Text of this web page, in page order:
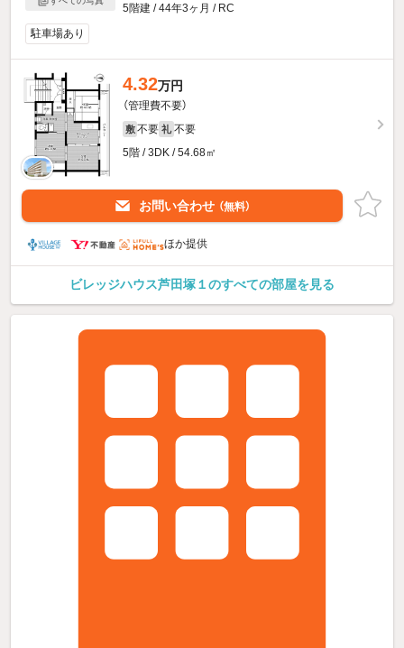
5階建 / 44年3ヶ月 / RC
駐車場あり
4.32万円
（管理費不要）
敷 不要 礼 不要
5階 / 3DK / 54.68㎡
お問い合わせ （無料）
ほか提供
ビレッジハウス芦田塚１のすべての部屋を見る